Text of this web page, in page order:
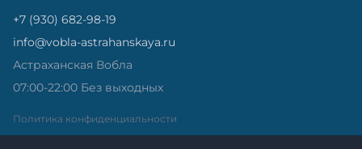
+7 (930) 682-98-19
info@vobla-astrahanskaya.ru
Астраханская Вобла
07:00-22:00 Без выходных
Политика конфиденциальности